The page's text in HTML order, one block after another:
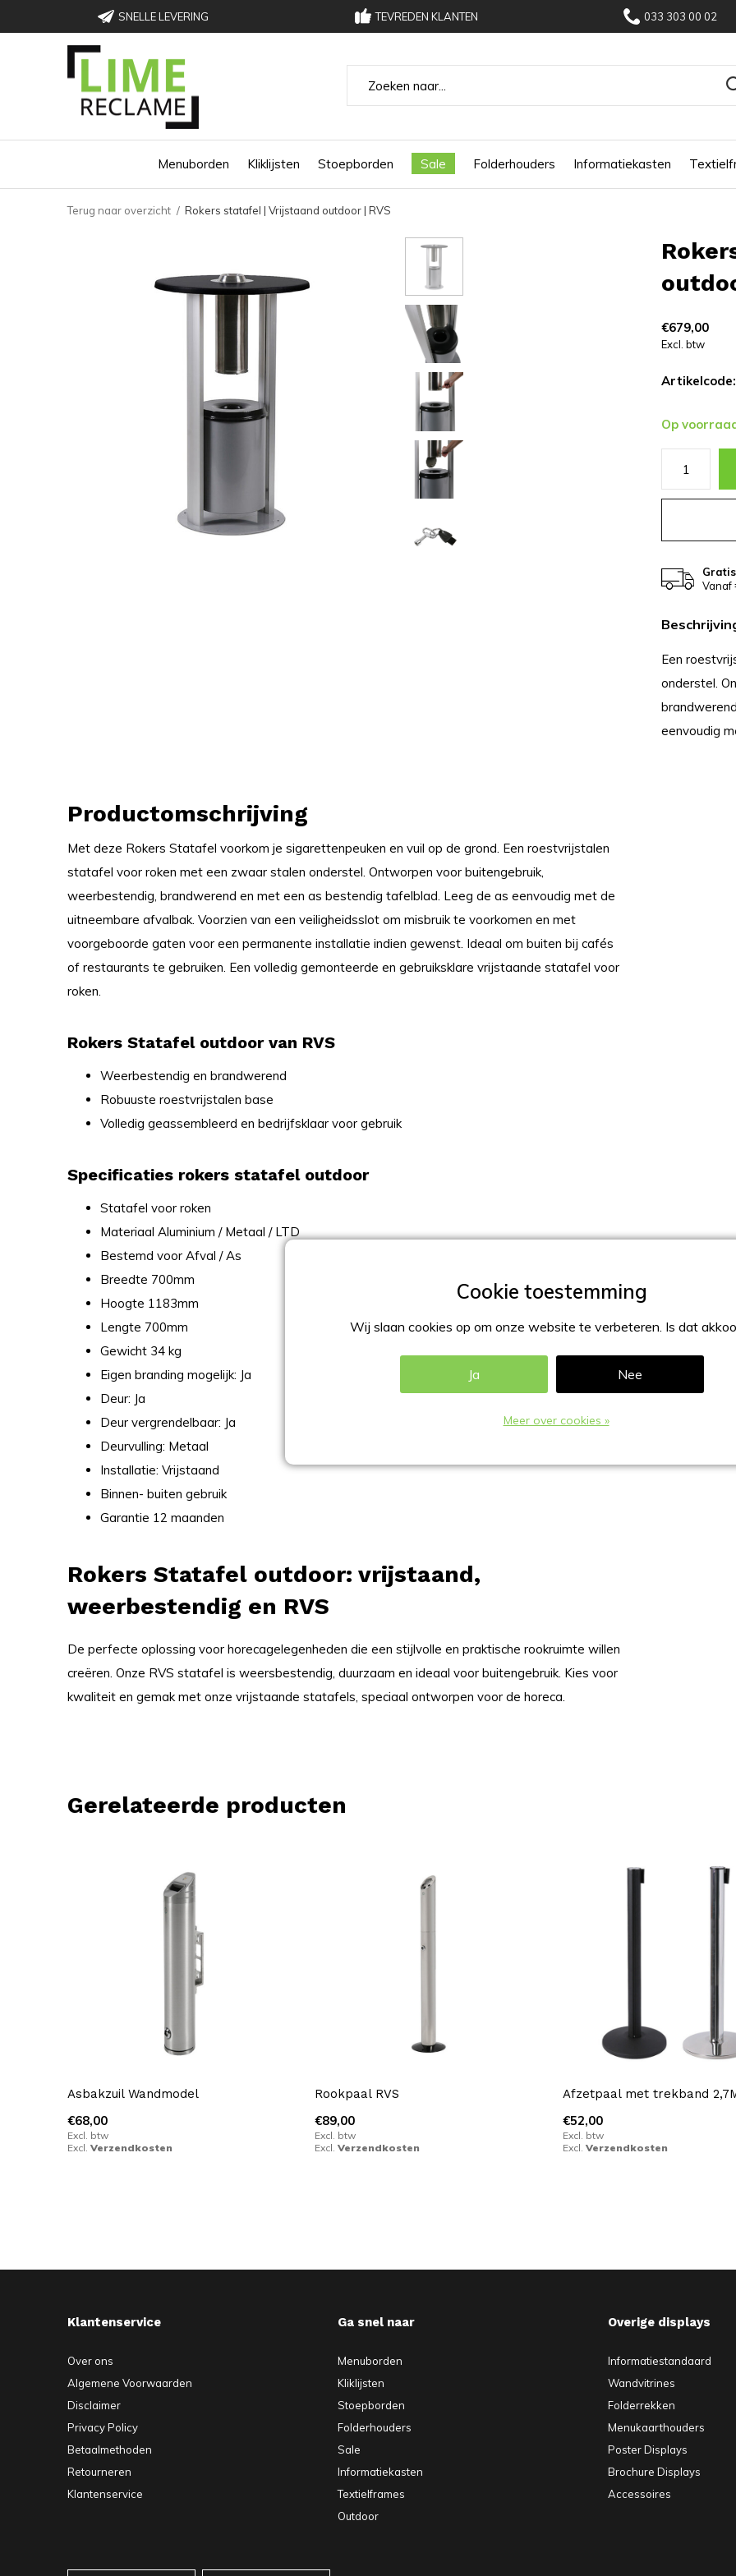
SNELLE LEVERING TEVREDEN KLANTEN 033 303 00 02
Menuborden Kliklijsten Stoepborden Folderhouders
Sale Informatiekasten
Terug naar overzicht Rokers statafel | Vrijstaand outdoor | RVS
€679,00
Excl. btw
Artikelcode:
Op
Vanaf
Een
onderstel.
eenvoudig
Productomschrijving
Met deze Rokers Statafel voorkom je sigarettenpeuken en vuil op de grond. Een roestvrijstalen
statafel voor roken met een zwaar stalen onderstel. Ontworpen voor buitengebruik,
weerbestendig, brandwerend en met een as bestendig tafelblad. Leeg de as eenvoudig met de
uitneembare afvalbak. Voorzien van een veiligheidsslot om misbruik te voorkomen en met
voorgeboorde gaten voor een permanente installatie indien gewenst. Ideaal om buiten bij cafés
of restaurants te gebruiken. Een volledig gemonteerde en gebruiksklare vrijstaande statafel voor
roken.
Rokers Statafel outdoor van RVS
Weerbestendig en brandwerend
Robuuste roestvrijstalen base
Volledig geassembleerd en bedrijfsklaar voor gebruik
Specificaties rokers statafel outdoor
Statafel voor roken
Materiaal Aluminium / Metaal / LTD
Bestemd voor Afval / As
Breedte 700mm
Hoogte 1183mm
Lengte 700mm
Gewicht 34 kg
Eigen branding mogelijk: Ja
Deur: Ja
Deur vergrendelbaar: Ja
Deurvulling: Metaal
Installatie: Vrijstaand
Binnen- buiten gebruik
Garantie 12 maanden
Rokers Statafel outdoor: vrijstaand,
weerbestendig en RVS
De perfecte oplossing voor horecagelegenheden die een stijlvolle en praktische rookruimte willen
creëren. Onze RVS statafel is weersbestendig, duurzaam en ideaal voor buitengebruik. Kies voor
kwaliteit en gemak met onze vrijstaande statafels, speciaal ontworpen voor de horeca.
Gerelateerde producten
Asbakzuil Wandmodel
€68,00
Excl. btw
Excl. Verzendkosten
Rookpaal RVS
€89,00
Excl. btw
Excl.Verzendkosten
Afzetpaal met trekband
€52,00
Excl. btw
Excl. Verzendkosten
Klantenservice
Over ons
Algemene Voorwaarden
Disclaimer
Privacy Policy
Betaalmethoden
Retourneren
Klantenservice
Ga snel naar
Menuborden
Kliklijsten
Stoepborden
Folderhouders
Sale
Informatiekasten
Textielframes
Outdoor
Overige displays
Informatiestandaard
Wandvitrines
Folderrekken
Menukaarthouders
Poster Displays
Brochure Displays
Accessoires
Wij slaan cookies op om onze website te verbeteren. Is dat
Ja Nee
Meer over cookies »